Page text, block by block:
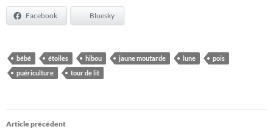
Facebook Bluesky
bébé étoiles hibou jaune moutarde lune
pois
puériculture
tour de lit
Navigation
Article précédent